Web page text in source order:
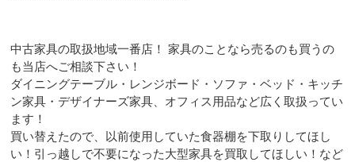
中古家具の取扱地域一番店！ 家具のことなら売るのも買うの
も当店へご相談下さい！
ダイニングテーブル・レンジボード・ソファ・ベッド・キッチ
ン家具・デザイナーズ家具、オフィス用品など広く取扱ってい
ます！
買い替えたので、以前使用していた食器棚を下取りしてほし
い！引っ越しで不要になった大型家具を買取してほしい！など